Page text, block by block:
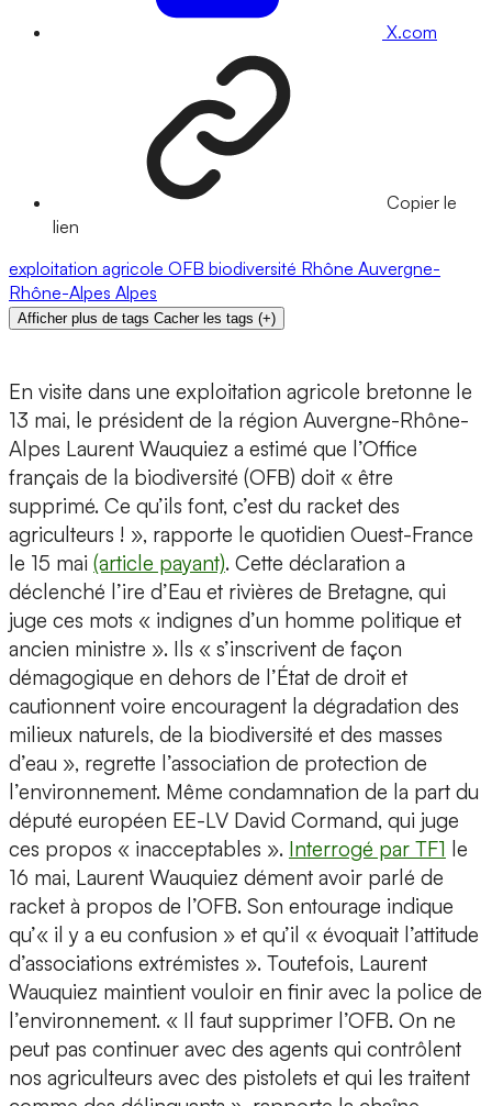
X.com
Copier le
lien
exploitation agricole OFB biodiversité Rhône Auvergne-
Rhône-Alpes Alpes
Afficher plus de tags Cacher les tags (+)
En visite dans une exploitation agricole bretonne le
13 mai, le président de la région Auvergne-Rhône-
Alpes Laurent Wauquiez a estimé que l’Office
français de la biodiversité (OFB) doit « être
supprimé. Ce qu’ils font, c’est du racket des
agriculteurs ! », rapporte le quotidien Ouest-France
le 15 mai (article payant). Cette déclaration a
déclenché l’ire d’Eau et rivières de Bretagne, qui
juge ces mots « indignes d’un homme politique et
ancien ministre ». Ils « s’inscrivent de façon
démagogique en dehors de l’État de droit et
cautionnent voire encouragent la dégradation des
milieux naturels, de la biodiversité et des masses
d’eau », regrette l’association de protection de
l’environnement. Même condamnation de la part du
député européen EE-LV David Cormand, qui juge
ces propos « inacceptables ». Interrogé par TF1 le
16 mai, Laurent Wauquiez dément avoir parlé de
racket à propos de l’OFB. Son entourage indique
qu’« il y a eu confusion » et qu’il « évoquait l’attitude
d’associations extrémistes ». Toutefois, Laurent
Wauquiez maintient vouloir en finir avec la police de
l’environnement. « Il faut supprimer l’OFB. On ne
peut pas continuer avec des agents qui contrôlent
nos agriculteurs avec des pistolets et qui les traitent